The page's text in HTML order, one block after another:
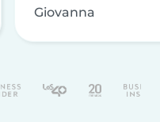
Giovanna